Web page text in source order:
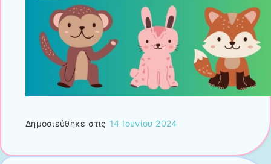
Δημοσιεύθηκε στις 14 Ιουνίου 2024